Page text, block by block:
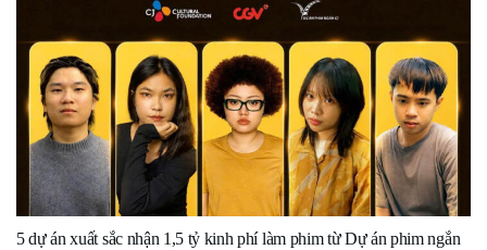
5 dự án xuất sắc nhận 1,5 tỷ kinh phí làm phim từ Dự án phim ngắn